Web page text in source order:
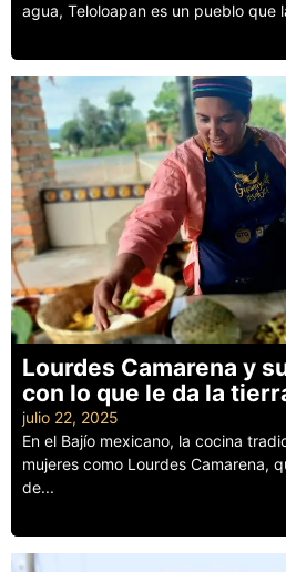
agua, Teloloapan es un pueblo que
Lourdes Camarena y
con lo que le da la
julio 22, 2025
En el Bajío mexicano, la cocina
mujeres como Lourdes Camarena,
de...